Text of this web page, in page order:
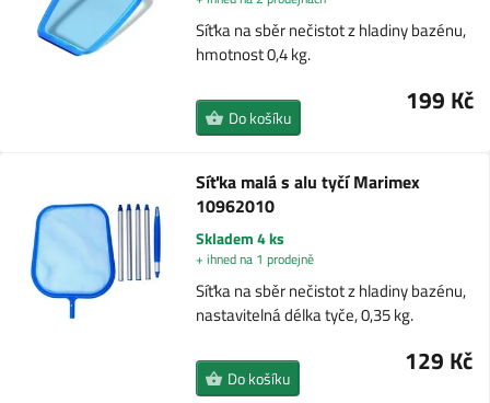
Síťka na sběr nečistot z hladiny bazénu,
hmotnost 0,4 kg.
199 Kč
Do košíku
Síťka malá s alu tyčí Marimex
10962010
Skladem 4 ks
+ ihned na 1 prodejně
Síťka na sběr nečistot z hladiny bazénu,
nastavitelná délka tyče, 0,35 kg.
129 Kč
Do košíku